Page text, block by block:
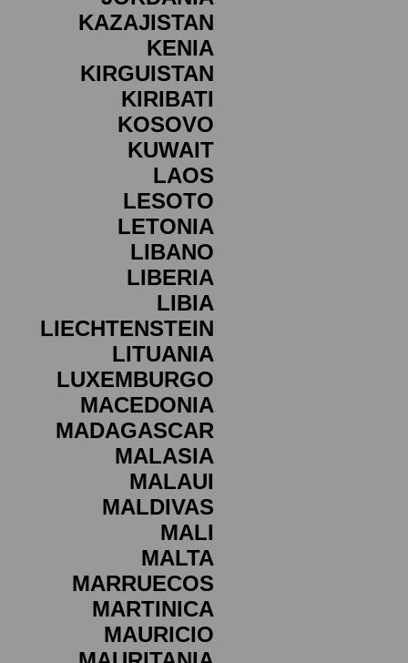
KAZAJISTAN
KENIA
KIRGUISTAN
KIRIBATI
KOSOVO
KUWAIT
LAOS
LESOTO
LETONIA
LIBANO
LIBERIA
LIBIA
LIECHTENSTEIN
LITUANIA
LUXEMBURGO
MACEDONIA
MADAGASCAR
MALASIA
MALAUI
MALDIVAS
MALI
MALTA
MARRUECOS
MARTINICA
MAURICIO